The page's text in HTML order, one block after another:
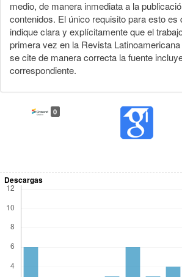
medio, de manera inmediata a la
contenidos. El único requisito para esto es
indique clara y explícitamente que el
primera vez en la Revista
se cite de manera correcta la fuente
correspondiente.
0
Descargas